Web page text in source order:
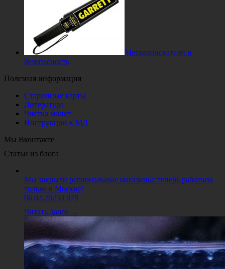
Металлоискатели и
безопасность
Полезная информация
Старинные карты
Литература
Чистка монет
Инструкции к МД
Мы Вконтакте
Статьи из блога
Мы закрыли региональные магазины: теперь работаем
только в Москве!
06.02.20253 078
Читать далее →